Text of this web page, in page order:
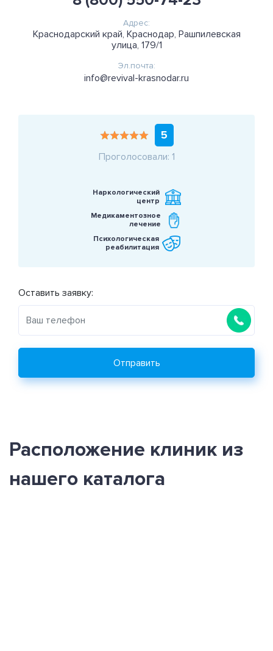
Адрес:
Краснодарский край, Краснодар, Рашпилевская
улица, 179/1
Эл.почта:
info@revival-krasnodar.ru
5
Проголосовали: 1
Наркологический
центр
Медикаментозное
лечение
Психологическая
реабилитация
Оставить заявку:
Отправить
Расположение клиник из
нашего каталога